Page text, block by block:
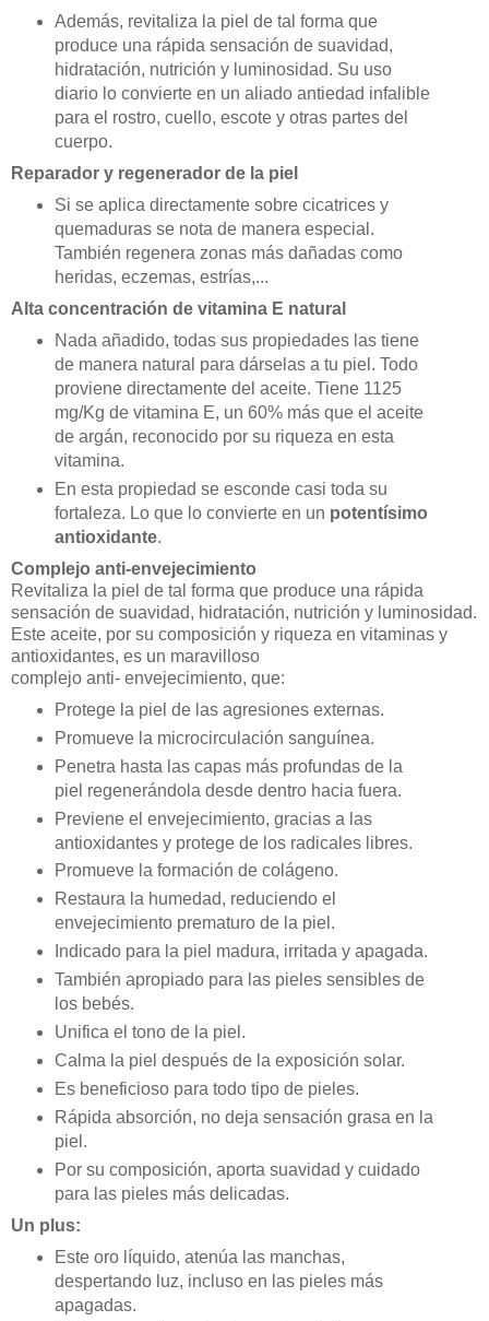
Además, revitaliza la piel de tal forma que
produce una rápida sensación de suavidad,
hidratación, nutrición y luminosidad. Su uso
diario lo convierte en un aliado antiedad infalible
para el rostro, cuello, escote y otras partes del
cuerpo.
Reparador y regenerador de la piel
Si se aplica directamente sobre cicatrices y
quemaduras se nota de manera especial.
También regenera zonas más dañadas como
heridas, eczemas, estrías,...
Alta concentración de vitamina E natural
Nada añadido, todas sus propiedades las tiene
de manera natural para dárselas a tu piel. Todo
proviene directamente del aceite. Tiene 1125
mg/Kg de vitamina E, un 60% más que el aceite
de argán, reconocido por su riqueza en esta
vitamina.
En esta propiedad se esconde casi toda su
fortaleza. Lo que lo convierte en un potentísimo
antioxidante.
Complejo anti-envejecimiento
Revitaliza la piel de tal forma que produce una rápida
sensación de suavidad, hidratación, nutrición y luminosidad.
Este aceite, por su composición y riqueza en vitaminas y
antioxidantes, es un maravilloso
complejo anti- envejecimiento, que:
Protege la piel de las agresiones externas.
Promueve la microcirculación sanguínea.
Penetra hasta las capas más profundas de la
piel regenerándola desde dentro hacia fuera.
Previene el envejecimiento, gracias a las
antioxidantes y protege de los radicales libres.
Promueve la formación de colágeno.
Restaura la humedad, reduciendo el
envejecimiento prematuro de la piel.
Indicado para la piel madura, irritada y apagada.
También apropiado para las pieles sensibles de
los bebés.
Unifica el tono de la piel.
Calma la piel después de la exposición solar.
Es beneficioso para todo tipo de pieles.
Rápida absorción, no deja sensación grasa en la
piel.
Por su composición, aporta suavidad y cuidado
para las pieles más delicadas.
Un plus:
Este oro líquido, atenúa las manchas,
despertando luz, incluso en las pieles más
apagadas.